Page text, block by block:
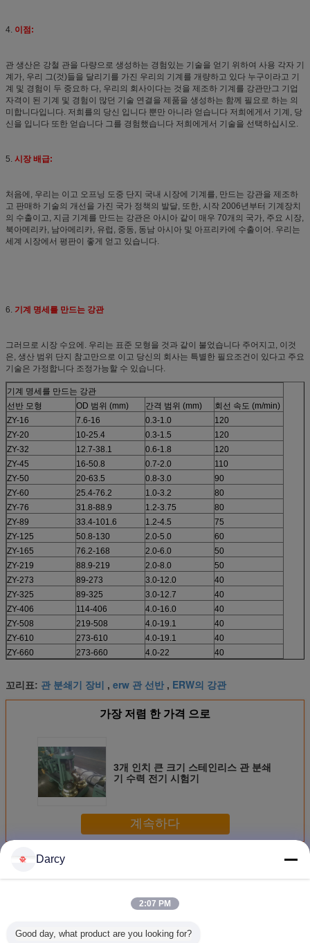
4. 이점:
관 생산은 강철 관을 다량으로 생성하는 경험있는 기술을 얻기 위하여 사용 각자 기
계가, 우리 그(것)들을 달리기를 가진 우리의 기계를 개량하고 있다 누구이라고 기
계 및 경험이 두 중요하 다, 우리의 회사이다는 것을 제조하 기계를 강관만그 기업
자격이 된 기계 및 경험이 많던 기술 연결을 제품을 생성하는 함께 필요로 하는 의
미합니다입니다. 저희를의 당신 입니다 뿐만 아니라 얻습니다 저희에게서 기계, 당
신을 입니다 또한 얻습니다 그를 경험했습니다 저희에게서 기술을 선택하십시오.
5. 시장 배급:
처음에, 우리는 이고 오프닝 도중 단지 국내 시장에 기계를, 만드는 강관을 제조하
고 판매하 기술의 개선을 가진 국가 정책의 발달, 또한, 시작 2006년부터 기계장치
의 수출이고, 지금 기계를 만드는 강관은 아시아 같이 매우 70개의 국가, 주요 시장,
북아메리카, 남아메리카, 유럽, 중동, 동남 아시아 및 아프리카에 수출이어. 우리는
세계 시장에서 평판이 좋게 얻고 있습니다.
6. 기계 명세를 만드는 강관
그러므로 시장 수요에. 우리는 표준 모형을 것과 같이 불었습니다 주어지고, 이것
은, 생산 범위 단지 참고만으로 이고 당신의 회사는 특별한 필요조건이 있다고 주요
기술은 가정합니다 조정가능할 수 있습니다.
기계 명세를 만드는 강관
선반 모형
OD 범위 (mm) 간격 범위 (mm)
회선 속도 (m/min)
ZY-16
7.6-16 0.3-1.0
120
ZY-20
10-25.4 0.3-1.5
120
ZY-32
12.7-38.1 0.6-1.8
120
ZY-45
16-50.8 0.7-2.0
110
ZY-50
20-63.5 0.8-3.0
90
ZY-60
25.4-76.2 1.0-3.2
80
ZY-76
31.8-88.9 1.2-3.75
80
ZY-89
33.4-101.6 1.2-4.5
75
ZY-125
50.8-130 2.0-5.0
60
ZY-165
76.2-168 2.0-6.0
50
ZY-219
88.9-219 2.0-8.0
50
ZY-273
89-273 3.0-12.0
40
ZY-325
89-325 3.0-12.7
40
ZY-406
114-406 4.0-16.0
40
ZY-508
219-508 4.0-19.1
40
ZY-610
273-610 4.0-19.1
40
ZY-660
273-660 4.0-22 40
꼬리표: 관 분쇄기 장비 , erw 관 선반 , ERW의 강관
가장 저렴 한 가격 으로
3개 인치 큰 크기 스테인리스 관 분쇄
기 수력 전기 시험기
계속하다
더 많은 것파이프 용접 기계
뜨거운 담궈진 합금강 파이프 용
Darcy
2:07 PM
Good day, what product are you looking for?